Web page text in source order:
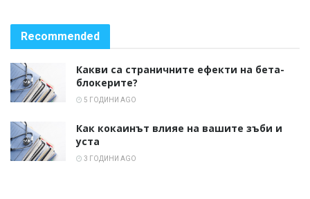
Recommended
Какви са страничните ефекти на бета-
блокерите?
5 ГОДИНИ AGO
Как кокаинът влияе на вашите зъби и
уста
3 ГОДИНИ AGO